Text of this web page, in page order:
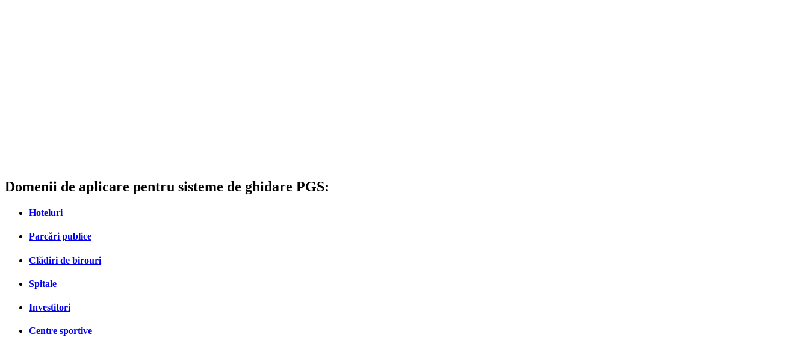
Domenii de aplicare pentru sisteme de ghidare PGS:
Hoteluri
Parcări publice
Clădiri de birouri
Spitale
Investitori
Centre sportive